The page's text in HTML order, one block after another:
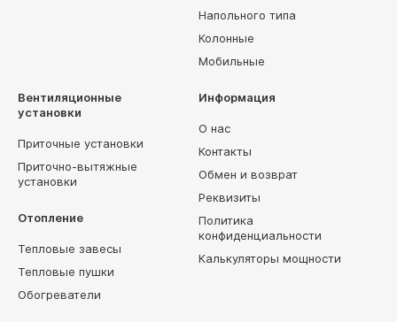
Напольного типа
Колонные
Мобильные
Вентиляционные
установки
Приточные установки
Приточно-вытяжные
установки
Отопление
Тепловые завесы
Тепловые пушки
Обогреватели
Информация
О нас
Контакты
Обмен и возврат
Реквизиты
Политика
конфиденциальности
Калькуляторы мощности